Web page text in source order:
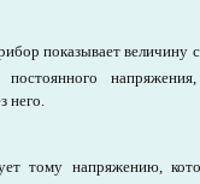
показывает величину
него.
тому напряжению,